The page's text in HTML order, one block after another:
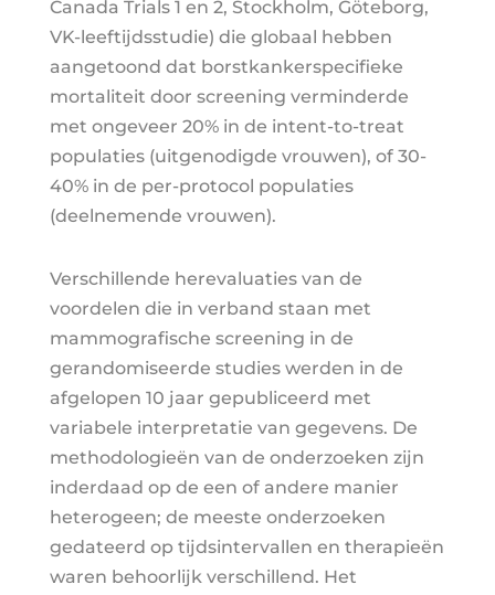
Canada Trials 1 en 2, Stockholm, Göteborg,
VK-leeftijdsstudie) die globaal hebben
aangetoond dat borstkankerspecifieke
mortaliteit door screening verminderde
met ongeveer 20% in de intent-to-treat
populaties (uitgenodigde vrouwen), of 30-
40% in de per-protocol populaties
(deelnemende vrouwen).
Verschillende herevaluaties van de
voordelen die in verband staan met
mammografische screening in de
gerandomiseerde studies werden in de
afgelopen 10 jaar gepubliceerd met
variabele interpretatie van gegevens. De
methodologieën van de onderzoeken zijn
inderdaad op de een of andere manier
heterogeen; de meeste onderzoeken
gedateerd op tijdsintervallen en therapieën
waren behoorlijk verschillend. Het